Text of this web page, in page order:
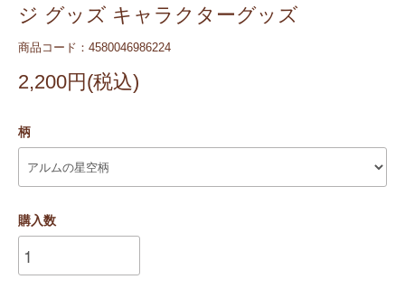
ジ グッズ キャラクターグッズ
商品コード：4580046986224
2,200円(税込)
柄
購入数